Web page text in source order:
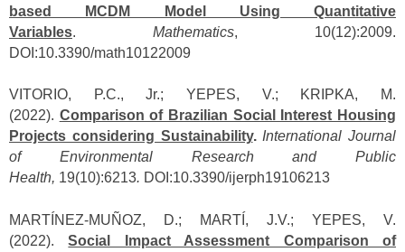
based MCDM Model Using Quantitative
Variables. Mathematics, 10(12):2009.
DOI:10.3390/math10122009
VITORIO, P.C., Jr.; YEPES, V.; KRIPKA, M.
(2022). Comparison of Brazilian Social Interest Housing
Projects considering Sustainability. International Journal
of Environmental Research and Public
Health, 19(10):6213. DOI:10.3390/ijerph19106213
MARTÍNEZ-MUÑOZ, D.; MARTÍ, J.V.; YEPES, V.
(2022).Social Impact Assessment Comparison of